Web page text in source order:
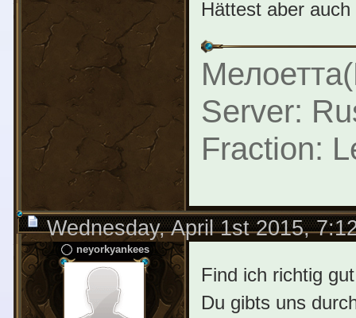
Hättest aber
Server:
Fraction:
Wednesday, April 1st 2015,
neyorkyankees
Find ich richtig
Du gibts uns